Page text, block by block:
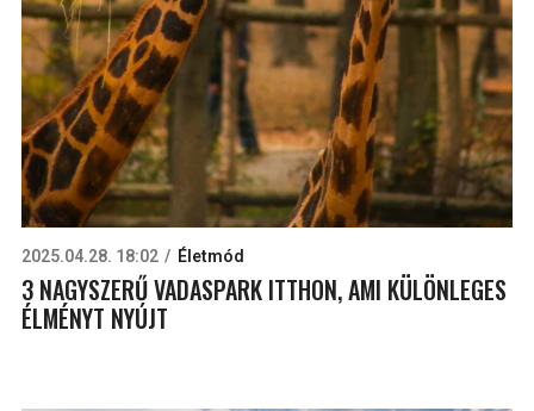
2025.04.28. 18:02 Életmód
3 NAGYSZERŰ VADASPARK ITTHON, AMI KÜLÖNLEGES
ÉLMÉNYT NYÚJT